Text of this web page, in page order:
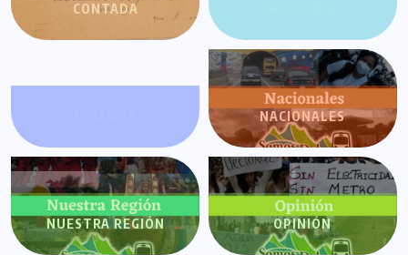
CONTADA
NACIONALES
NUESTRA REGIÓN OPINIÓN